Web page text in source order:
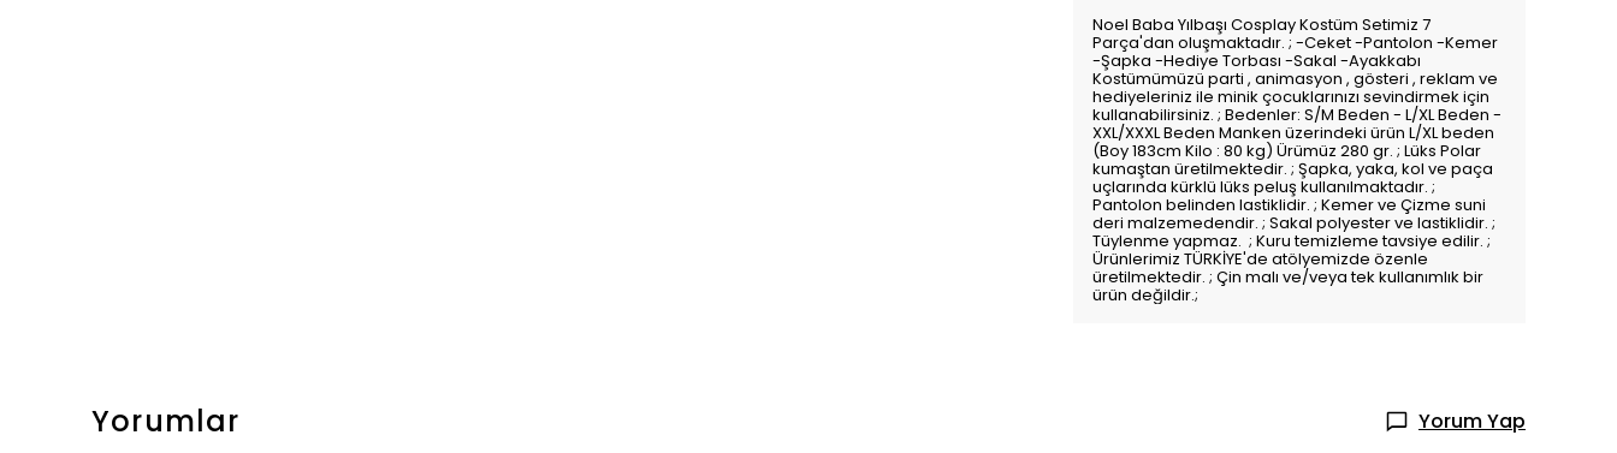
Noel Baba Yılbaşı Cosplay Kostüm Setimiz 7
Parça'dan oluşmaktadır. ; -Ceket -Pantolon -Kemer
-Şapka -Hediye Torbası -Sakal -Ayakkabı
Kostümümüzü parti , animasyon , gösteri , reklam ve
hediyeleriniz ile minik çocuklarınızı sevindirmek için
kullanabilirsiniz. ; Bedenler: S/M Beden - L/XL Beden -
XXL/XXXL Beden Manken üzerindeki ürün L/XL beden
(Boy 183cm Kilo : 80 kg) Ürümüz 280 gr. ; Lüks Polar
kumaştan üretilmektedir. ; Şapka, yaka, kol ve paça
uçlarında kürklü lüks peluş kullanılmaktadır. ;
Pantolon belinden lastiklidir. ; Kemer ve Çizme suni
deri malzemedendir. ; Sakal polyester ve lastiklidir. ;
Tüylenme yapmaz. ; Kuru temizleme tavsiye edilir. ;
Ürünlerimiz TÜRKİYE'de atölyemizde özenle
üretilmektedir. ; Çin malı ve/veya tek kullanımlık bir
ürün değildir.;
Yorumlar
Yorum Yap